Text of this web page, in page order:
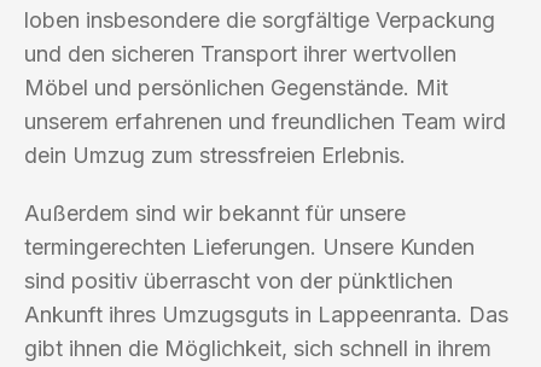
loben insbesondere die sorgfältige Verpackung
und den sicheren Transport ihrer wertvollen
Möbel und persönlichen Gegenstände. Mit
unserem erfahrenen und freundlichen Team wird
dein Umzug zum stressfreien Erlebnis.
Außerdem sind wir bekannt für unsere
termingerechten Lieferungen. Unsere Kunden
sind positiv überrascht von der pünktlichen
Ankunft ihres Umzugsguts in Lappeenranta. Das
gibt ihnen die Möglichkeit, sich schnell in ihrem